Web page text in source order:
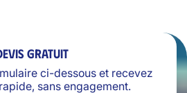
gratuit
ci-dessous et recevez
sans engagement.